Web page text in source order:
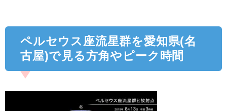
ペルセウス座流星群を愛知県(名
古屋)で見る方角やピーク時間